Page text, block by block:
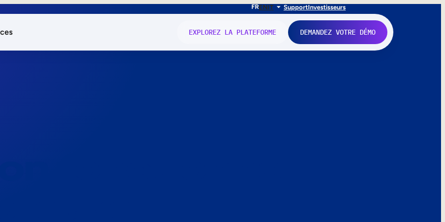
FRENIT SupportInvestisseurs
EXPLOREZ LA PLATEFORME DEMANDEZ VOTRE DÉMO